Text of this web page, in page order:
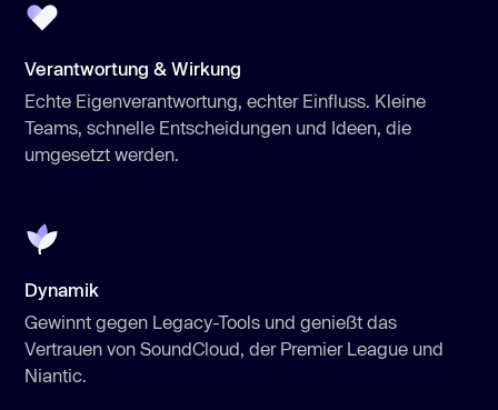
Verantwortung & Wirkung
Echte Eigenverantwortung, echter Einfluss. Kleine
Teams, schnelle Entscheidungen und Ideen, die
umgesetzt werden.
Dynamik
Gewinnt gegen Legacy-Tools und genießt das
Vertrauen von SoundCloud, der Premier League und
Niantic.